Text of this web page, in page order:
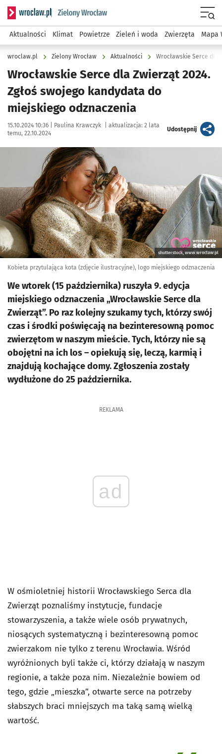
Serwis informacyjny wroclaw.pl podserwis: Środowisko we
Aktualności Klimat Powietrze Zieleń i woda Zwierzęta Mapa
wroclaw.pl Zielony Wrocław Aktualności Wrocławskie Serce dla
Wrocławskie Serce dla Zwierząt 2024.
Zgłoś swojego kandydata do
miejskiego odznaczenia
Data publikacji:
15.10.2024 10:36 | Autor:
Paulina Krawczyk aktualizacja: 2 lata
temu, 22.10.2024
Udostępnijartykuł
Kliknij, aby powiększyć
shutterstock, www.wroclaw.pl
Kobieta przytulająca kota (zdjęcie ilustracyjne), logo miejskiego odznaczenia
We wtorek (15 października) ruszyła 9. edycja
miejskiego odznaczenia „Wrocławskie Serce dla
Zwierząt”. Po raz kolejny szukamy tych, którzy swój
czas i środki poświęcają na bezinteresowną pomoc
zwierzętom w naszym mieście. Tych, którzy nie są
obojętni na ich los – opiekują się, leczą, karmią i
znajdują kochające domy. Zgłoszenia zostały
wydłużone do 25 października.
REKLAMA
ad
W ośmioletniej historii Wrocławskiego Serca dla
Zwierząt poznaliśmy instytucje, fundacje
stowarzyszenia, a także wiele osób prywatnych,
niosących systematyczną i bezinteresowną pomoc
zwierzakom nie tylko z terenu Wrocławia. Wśród
wyróżnionych byli także ci, którzy działają w naszym
regionie, a także poza nim. Niezależnie bowiem od
tego, gdzie „mieszka”, otwarte serce na potrzeby
słabszych braci mniejszych ma taką samą wielką
wartość.